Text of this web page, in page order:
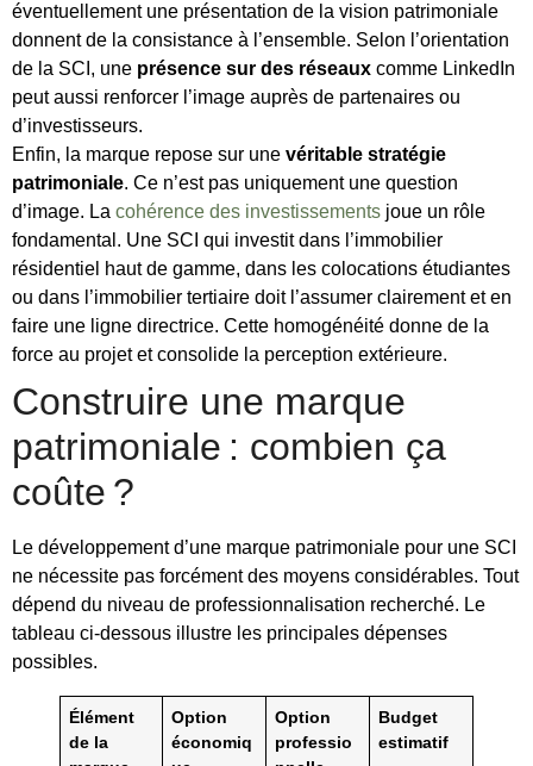
éventuellement une présentation de la vision patrimoniale
donnent de la consistance à l’ensemble. Selon l’orientation
de la SCI, une présence sur des réseaux comme LinkedIn
peut aussi renforcer l’image auprès de partenaires ou
d’investisseurs.
Enfin, la marque repose sur une véritable stratégie
patrimoniale. Ce n’est pas uniquement une question
d’image. La cohérence des investissements joue un rôle
fondamental. Une SCI qui investit dans l’immobilier
résidentiel haut de gamme, dans les colocations étudiantes
ou dans l’immobilier tertiaire doit l’assumer clairement et en
faire une ligne directrice. Cette homogénéité donne de la
force au projet et consolide la perception extérieure.
Construire une marque
patrimoniale : combien ça
coûte ?
Le développement d’une marque patrimoniale pour une SCI
ne nécessite pas forcément des moyens considérables. Tout
dépend du niveau de professionnalisation recherché. Le
tableau ci-dessous illustre les principales dépenses
possibles.
Élément
de la
Option
économiq
Option
professio
Budget
estimatif